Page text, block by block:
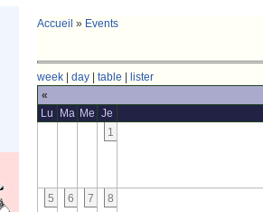
Accueil » Events
week| day| table
lister
«
Lu
Ma Me Je
1
5 6 7 8